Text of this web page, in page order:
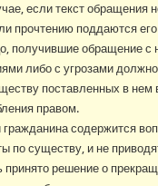
если текст обращения
прочтению поддаются
получившие обращение с
либо с угрозами
поставленных в
правом.
содержится
по существу, и не
принято решение о